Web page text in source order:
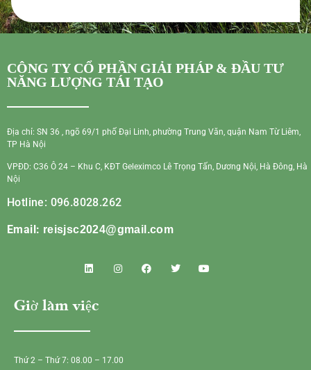
CÔNG TY CỔ PHẦN GIẢI PHÁP & ĐẦU TƯ
NĂNG LƯỢNG TÁI TẠO
Địa chỉ: SN 36 , ngõ 69/1 phố Đại Linh, phường Trung Văn, quận Nam Từ Liêm,
TP Hà Nội
VPĐD: C36 Ô 24 – Khu C, KĐT Geleximco Lê Trọng Tấn, Dương Nội, Hà Đông, Hà
Nội
Hotline: 096.8028.262
Email: reisjsc2024@gmail.com
Giờ làm việc
Thứ 2 – Thứ 7: 08.00 – 17.00